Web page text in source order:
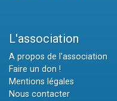
L'association
A propos de l'association
Faire un don !
Mentions légales
Nous contacter